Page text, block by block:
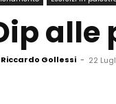
alle
Riccardo Gollessi - 22